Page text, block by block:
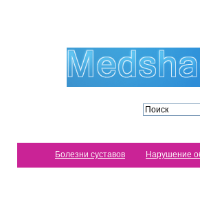
Болезни суставов Нарушение